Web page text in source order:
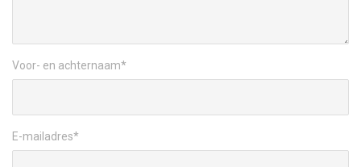
Voor- en achternaam*
E-mailadres*